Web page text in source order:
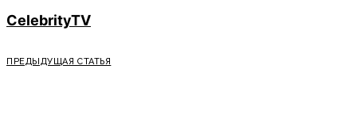
CelebrityTV
ПРЕДЫДУЩАЯ СТАТЬЯ